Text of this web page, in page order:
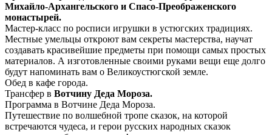
Михайло-Архангельского и Спасо-Преображенского
монастырей.
Мастер-класс по росписи игрушки в устюгских традициях.
Местные умельцы откроют вам секреты мастерства, научат
создавать красивейшие предметы при помощи самых простых
материалов. А изготовленные своими руками вещи еще долго
будут напоминать вам о Великоустюгской земле.
Обед в кафе города.
Трансфер в Вотчину Деда Мороза.
Программа в Вотчине Деда Мороза.
Путешествие по волшебной тропе сказок, на которой
встречаются чудеса, и герои русских народных сказок